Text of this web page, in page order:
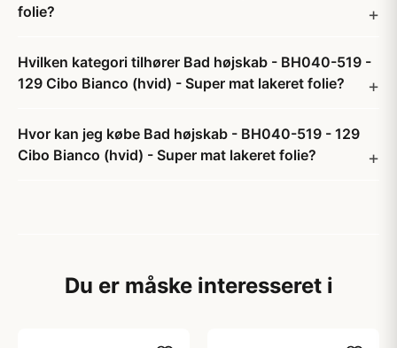
folie?
Hvilken kategori tilhører Bad højskab - BH040-519 -
129 Cibo Bianco (hvid) - Super mat lakeret folie?
Hvor kan jeg købe Bad højskab - BH040-519 - 129
Cibo Bianco (hvid) - Super mat lakeret folie?
Du er måske interesseret i